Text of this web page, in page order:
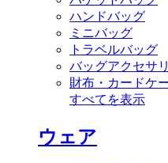
ハンドバッグ
ミニバッグ
トラベルバッグ
バッグアクセサ
財布・カードケ
すべてを表示
ウェア